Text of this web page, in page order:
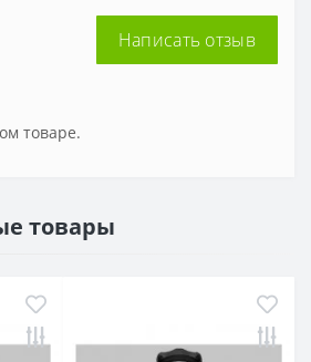
Написать отзыв
товаре.
товары